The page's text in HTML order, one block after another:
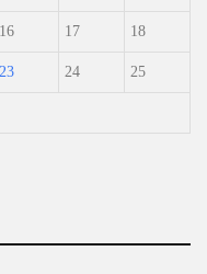
16 17 18
23 24 25